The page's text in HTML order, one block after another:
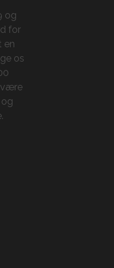
og
for
en
os
være